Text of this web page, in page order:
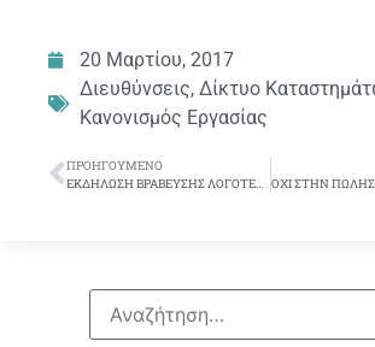
20 Μαρτίου, 2017
Διευθύνσεις, Δίκτυο
Κανονισμός Εργασίας
ΠΡΟΗΓΟΎΜΕΝΟ
ΕΚΔΗΛΩΣΗ ΒΡΑΒΕΥΣΗΣ ΛΟΓΟΤΕΧΝΙΚΟΥ ΔΙΑΓΩΝΙΣΜΟΥ ΤΗΣ Ο.Τ.Ο.Ε.